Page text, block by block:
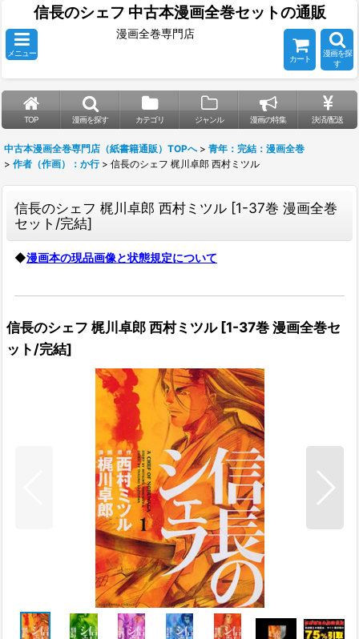
信長のシェフ 中古本漫画全巻セットの通販
メニュー
漫画全巻専門店
カート
漫画を探
す
TOP 漫画を探す カテゴリ ジャンル 漫画の特集 決済/配送
中古本漫画全巻専門店（紙書籍通販）TOPへ > 青年：完結：漫画全巻
> 作者（作画）：か行 > 信長のシェフ 梶川卓郎 西村ミツル
信長のシェフ 梶川卓郎 西村ミツル [1-37巻 漫画全巻
セット/完結]
◆漫画本の現品画像と状態規定について
信長のシェフ 梶川卓郎 西村ミツル [1-37巻 漫画全巻セ
ット/完結]